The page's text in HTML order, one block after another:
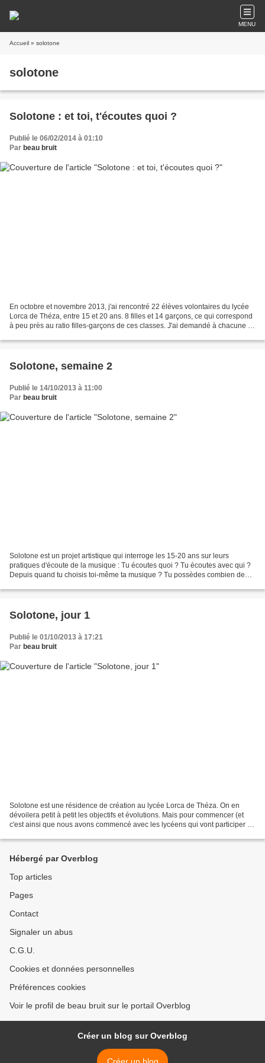
MENU
Accueil » solotone
solotone
Solotone : et toi, t'écoutes quoi ?
Publié le 06/02/2014 à 01:10
Par beau bruit
En octobre et novembre 2013, j'ai rencontré 22 élèves volontaires du lycée
Lorca de Théza, entre 15 et 20 ans. 8 filles et 14 garçons, ce qui correspond
à peu près au ratio filles-garçons de ces classes. J'ai demandé à chacune et
Solotone, semaine 2
Publié le 14/10/2013 à 11:00
Par beau bruit
Solotone est un projet artistique qui interroge les 15-20 ans sur leurs
pratiques d'écoute de la musique : Tu écoutes quoi ? Tu écoutes avec qui ?
Depuis quand tu choisis toi-même ta musique ? Tu possèdes combien de
Solotone, jour 1
Publié le 01/10/2013 à 17:21
Par beau bruit
Solotone est une résidence de création au lycée Lorca de Théza. On en
dévoilera petit à petit les objectifs et évolutions. Mais pour commencer (et
c'est ainsi que nous avons commencé avec les lycéens qui vont participer au
Hébergé par Overblog
Top articles
Pages
Contact
Signaler un abus
C.G.U.
Cookies et données personnelles
Préférences cookies
Voir le profil de beau bruit sur le portail Overblog
Créer un blog sur Overblog